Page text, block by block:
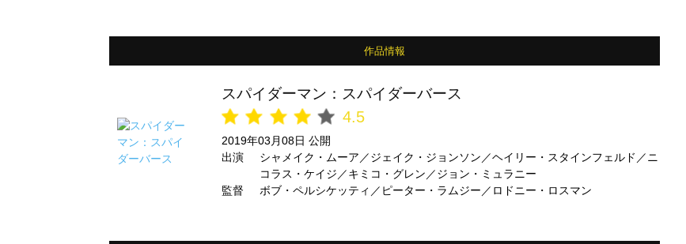
作品情報
スパイダーマン：スパイダーバース
4.5
2019年03月08日 公開
出演
シャメイク・ムーア／ジェイク・ジョンソン／ヘイリー・スタインフェルド／ニ
コラス・ケイジ／キミコ・グレン／ジョン・ミュラニー
監督
ボブ・ペルシケッティ／ピーター・ラムジー／ロドニー・ロスマン